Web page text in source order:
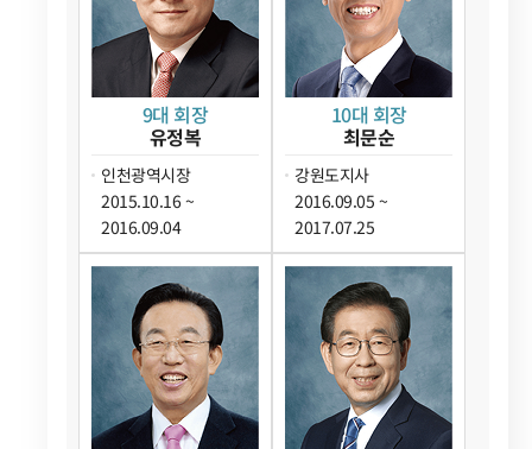
9대 회장
유정복
인천광역시장
2015.10.16 ~
2016.09.04
10대 회장
최문순
강원도지사
2016.09.05 ~
2017.07.25